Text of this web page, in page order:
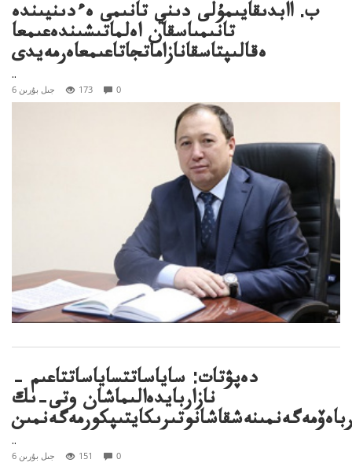
ب. اابدىقايىمۇلى دىني تانىمى ەءدىنيىندە
تانىمىاسقان اەلماتىشىندەعىمعا
ەقالىپتاسقانازاماتجاتاعىمعاەرمەيدى
..
6 جىل بۇرىن 173 0
دەپۋتات: ساياساتتساياساتتاعىم –
نازاربايدەالىماشان وتى–ىك
..
6 جىل بۇرىن 151 0